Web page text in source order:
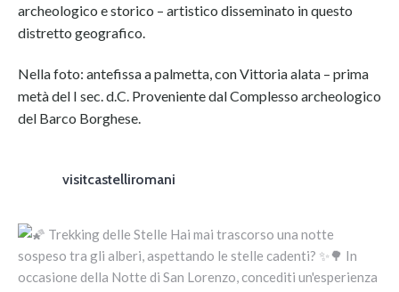
archeologico e storico – artistico disseminato in questo
distretto geografico.
Nella foto: antefissa a palmetta, con Vittoria alata – prima
metà del I sec. d.C. Proveniente dal Complesso archeologico
del Barco Borghese.
visitcastelliromani